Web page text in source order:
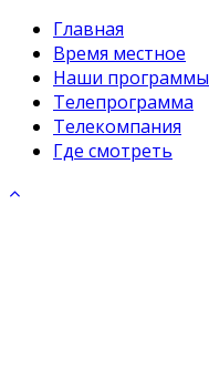
Главная
Время местное
Наши программы
Телепрограмма
Телекомпания
Где смотреть